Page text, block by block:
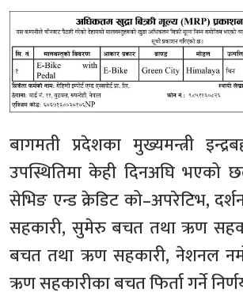
बागमती प्रदेशका मुख्यमन्त्री
उपस्थितिमा केही दिनअघि
सेभिङ एन्ड क्रेडिट को–अपरेटिभ,
सहकारी, सुमेरु बचत तथा ऋण
बचत तथा ऋण सहकारी, नेशनल
ऋण सहकारीका बचत फिर्ता गर्ने